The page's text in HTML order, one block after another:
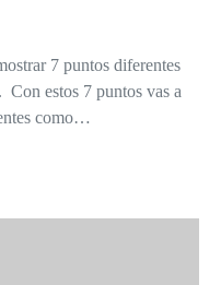
7 puntos diferentes
estos 7 puntos vas a
como…